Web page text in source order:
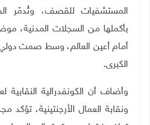
المستشفيات للقصف، وتُدمّر
بأكملها من السجلات المدنية،
أمام أعين العالم، وسط صمت
الكبرى.
وأضاف أن الكونفدرالية النقابية
ونقابة العمال الأرجنتينية، تؤكد